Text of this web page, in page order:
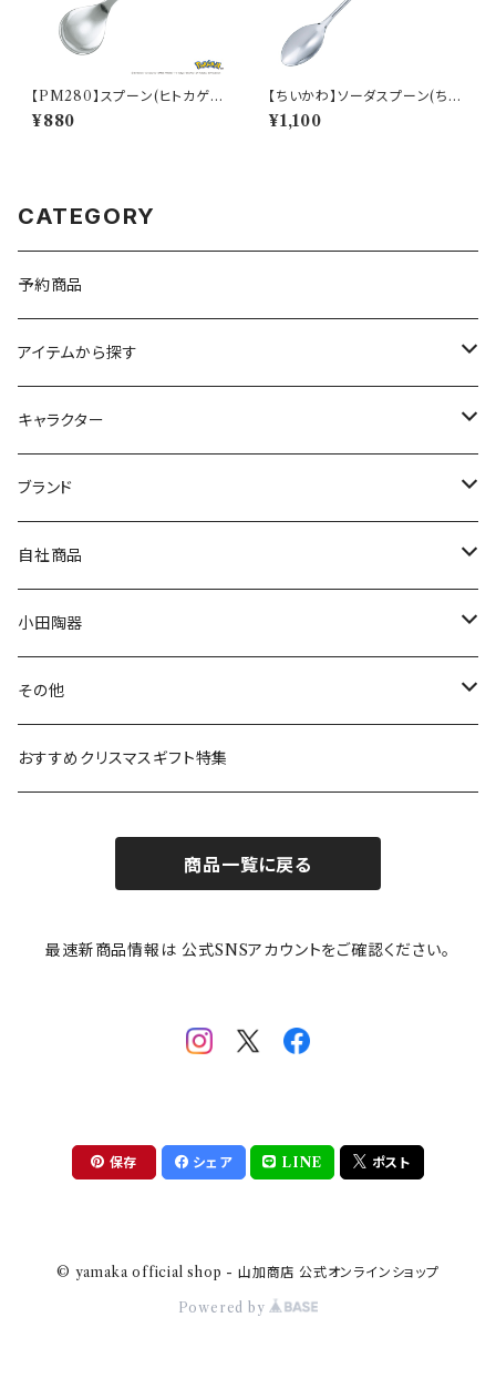
【PM280】スプーン(ヒトカゲ)
【Daily Sketch】PM282-850
¥880
【ちいかわ】ソーダスプーン(ちい
かわ)【CKW40】CKW41-850
¥1,100
CATEGORY
予約商品
アイテムから探す
九谷焼
マグ＆カップ
プレート
ボウル
ガラスウェア
カトラリー
キャラクター
ムーミン
80th記念アイテム
リトルミイの日記念アイテム
MOOMIN ANIMATION
スヌーピー
ピーターラビット
ポケットモンスター
mofusand（モフサンド）
mofsand×日比谷花壇
ちびまる子ちゃんandクレヨンしんちゃん
ブランド
LA AMYS(エミーズ)
LISA LARSON(リサラーソン)
LAURA ASHLEY(ローラ アシュレイ)
Finlayson(フィンレイソン)
HANAE MORI(ハナエモリ)
THE BEATLES(ザ・ビートルズ)
【山加商店×yaeko】migratory bird
自社商品
ねこ企画
Cecera(セセラ)
CELEC(セレック)
隅切り重箱
HAPPY DINING(ハッピーダイニング)
小田陶器
さざなみ
吉祥
メイメイウェア
SoSo(ソソ）
その他
リサイクル食器
おすすめクリスマスギフト特集
商品一覧に戻る
最速新商品情報は 公式SNSアカウントをご確認ください。
保存 シェア LINE ポスト
© yamaka official shop - 山加商店 公式オンラインショップ
Powered by